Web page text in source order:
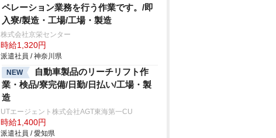
ペレーション業務を行う作業です。/即
入寮/製造・工場/工場・製造
株式会社京栄センター
時給1,320円
派遣社員 / 神奈川県
NEW
自動車製品のリーチリフト作
業・検品/寮完備/日勤/日払い/工場・製
造
UTエージェント株式会社AGT東海第一CU
時給1,400円
派遣社員 / 愛知県